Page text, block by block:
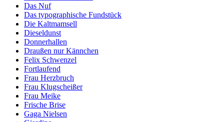
Das Nuf
Das typographische Fundstück
Die Kaltmamsell
Dieseldunst
Donnerhallen
Draußen nur Kännchen
Felix Schwenzel
Fortlaufend
Frau Herzbruch
Frau Klugscheißer
Frau Meike
Frische Brise
Gaga Nielsen